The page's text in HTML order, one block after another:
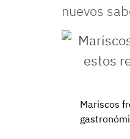
nuevos
Mariscos